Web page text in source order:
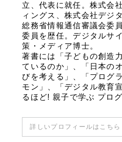
立、代表に就任。株式会
ィングス、株式会社デジ
総務省情報通信審議会委
委員を歴任。デジタルサ
策・メディア博士。
著書には「子どもの創造
ているのか」、「日本の
びを考える」、「プログ
モン」、「デジタル教育
るほど! 親子で学ぶ プロ
詳しいプロフィールはこち